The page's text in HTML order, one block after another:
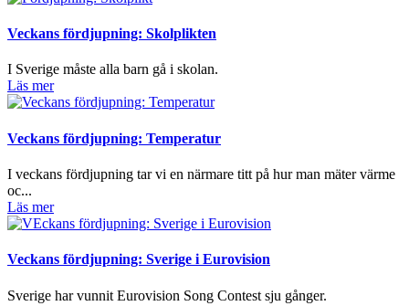
Veckans fördjupning: Skolplikten
I Sverige måste alla barn gå i skolan.
Läs mer
Veckans fördjupning: Temperatur
I veckans fördjupning tar vi en närmare titt på hur man mäter värme
oc...
Läs mer
Veckans fördjupning: Sverige i Eurovision
Sverige har vunnit Eurovision Song Contest sju gånger.